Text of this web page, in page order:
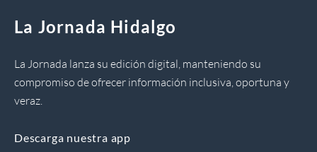
La Jornada Hidalgo
La Jornada lanza su edición digital, manteniendo su
compromiso de ofrecer información inclusiva, oportuna y
veraz.
Descarga nuestra app